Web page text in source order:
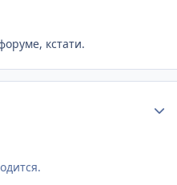
кстати.